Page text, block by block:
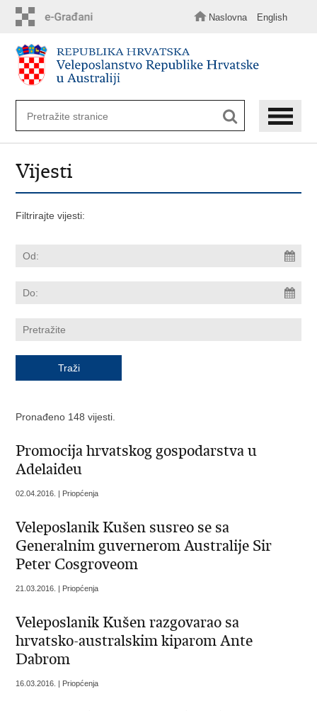
sadržaj
Naslovna English
Vijesti
Filtrirajte vijesti:
Pronađeno 148 vijesti.
Promocija hrvatskog gospodarstva u
Adelaideu
02.04.2016. | Priopćenja
Veleposlanik Kušen susreo se sa
Generalnim guvernerom Australije Sir
Peter Cosgroveom
21.03.2016. | Priopćenja
Veleposlanik Kušen razgovarao sa
hrvatsko-australskim kiparom Ante
Dabrom
16.03.2016. | Priopćenja